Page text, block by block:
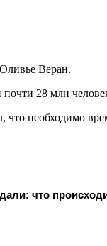
Веран.
28 млн
необходимо
что